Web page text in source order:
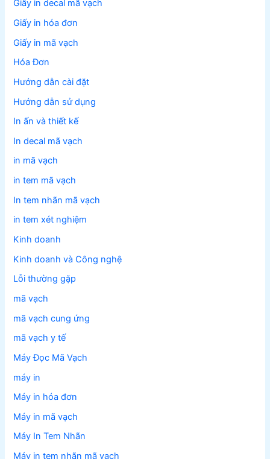
Giấy in decal mã vạch
Giấy in hóa đơn
Giấy in mã vạch
Hóa Đơn
Hướng dẫn cài đặt
Hướng dẫn sử dụng
In ấn và thiết kế
In decal mã vạch
in mã vạch
in tem mã vạch
In tem nhãn mã vạch
in tem xét nghiệm
Kinh doanh
Kinh doanh và Công nghệ
Lỗi thường gặp
mã vạch
mã vạch cung ứng
mã vạch y tế
Máy Đọc Mã Vạch
máy in
Máy in hóa đơn
Máy in mã vạch
Máy In Tem Nhãn
Máy in tem nhãn mã vạch